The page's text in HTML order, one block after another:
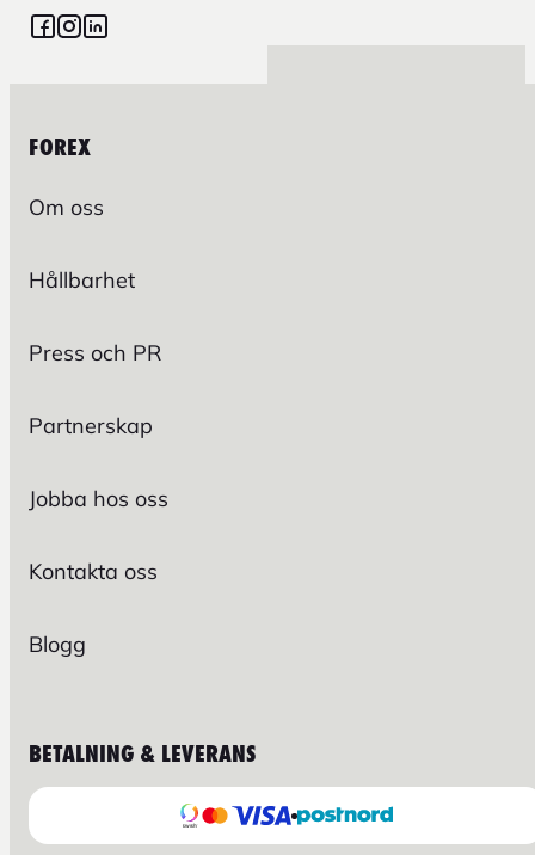
FOREX
Om oss
Hållbarhet
Press och PR
Partnerskap
Jobba hos oss
Kontakta oss
Blogg
BETALNING & LEVERANS